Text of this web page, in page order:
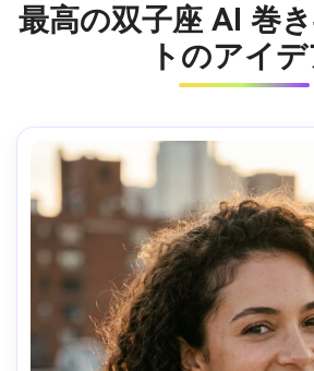
最高の双子座 AI 巻
トのアイ